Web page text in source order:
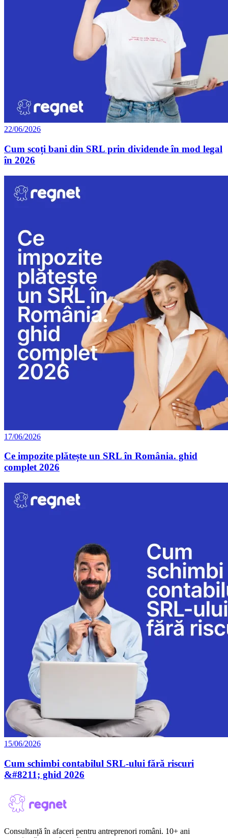
22/06/2026
Cum scoți bani din SRL prin dividende în mod legal
în 2026
17/06/2026
Ce impozite plătește un SRL în România. ghid
complet 2026
15/06/2026
Cum schimbi contabilul SRL-ului fără riscuri
&#8211; ghid 2026
Consultanță în afaceri pentru antreprenori români. 10+ ani